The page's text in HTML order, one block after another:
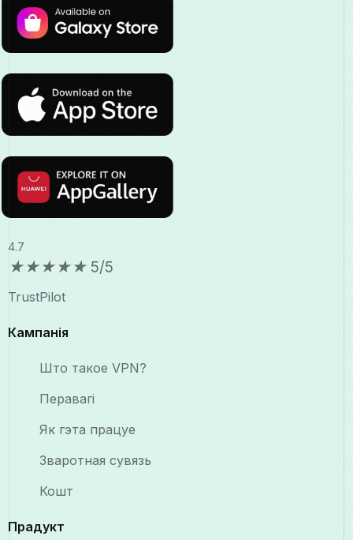
4.7
★★★★★ 5/5
TrustPilot
Кампанія
Што такое VPN?
Перавагі
Як гэта працуе
Зваротная сувязь
Кошт
Прадукт